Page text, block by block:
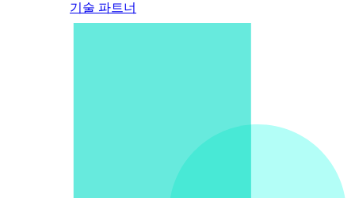
기술 파트너